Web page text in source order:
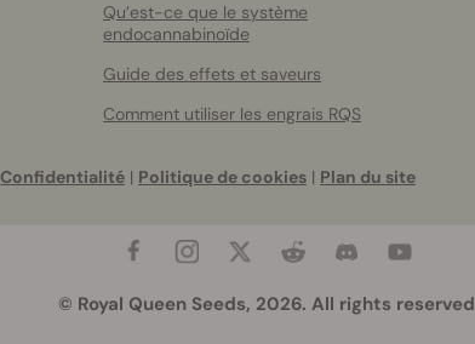
Qu’est-ce que le système
endocannabinoïde
Guide des effets et saveurs
Comment utiliser les engrais RQS
Confidentialité | Politique de cookies | Plan du site
© Royal Queen Seeds, 2026. All rights reserved